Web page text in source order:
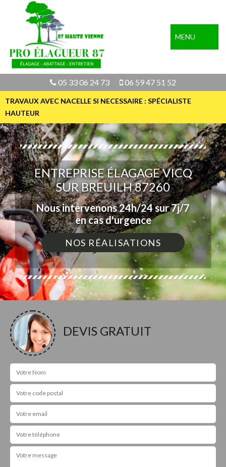
MENU
05 33 06 24 73 06 59 47 51 52
TRAVAUX AVEC NACELLE SI NECESSAIRE : SPÉCIALISTE
HAUTEUR
ENTREPRISE ÉLAGAGE VICQ
SUR BREUILH 87260
Nous intervenons 24h/24 sur 7j/7
en cas d'urgence
NOS RÉALISATIONS
DEVIS GRATUIT